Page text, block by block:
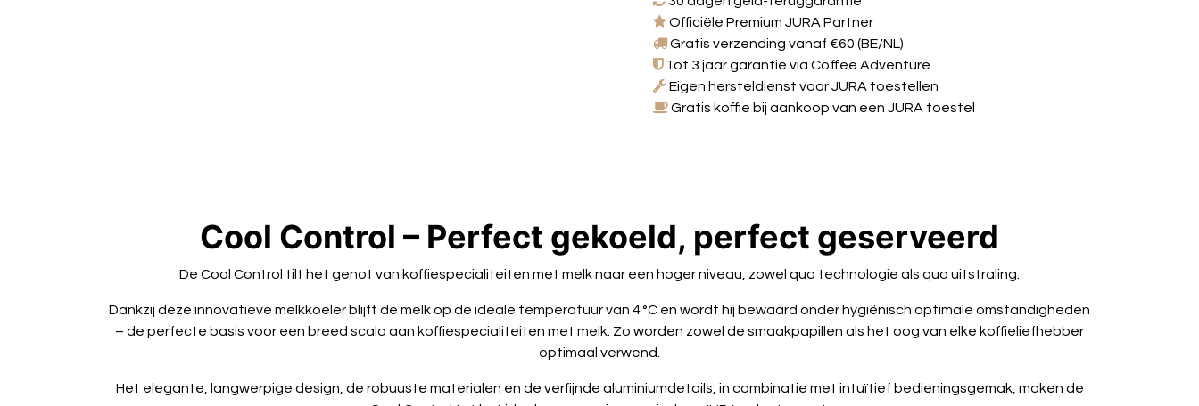
Officiële Premium JURA Partner
Gratis verzending vanaf €60 (BE/NL)
Tot 3 jaar garantie via Coffee Adventure
Eigen hersteldienst voor JURA toestellen
Gratis koffie bij aankoop van een JURA toestel
Cool Control – Perfect gekoeld, perfect geserveerd
De Cool Control tilt het genot van koffiespecialiteiten met melk naar een hoger niveau, zowel qua technologie als qua uitstraling.
Dankzij deze innovatieve melkkoeler blijft de melk op de ideale temperatuur van 4 °C en wordt hij bewaard onder hygiënisch optimale omstandigheden
– de perfecte basis voor een breed scala aan koffiespecialiteiten met melk. Zo worden zowel de smaakpapillen als het oog van elke koffieliefhebber
optimaal verwend.
Het elegante, langwerpige design, de robuuste materialen en de verfijnde aluminiumdetails, in combinatie met intuïtief bedieningsgemak, maken de